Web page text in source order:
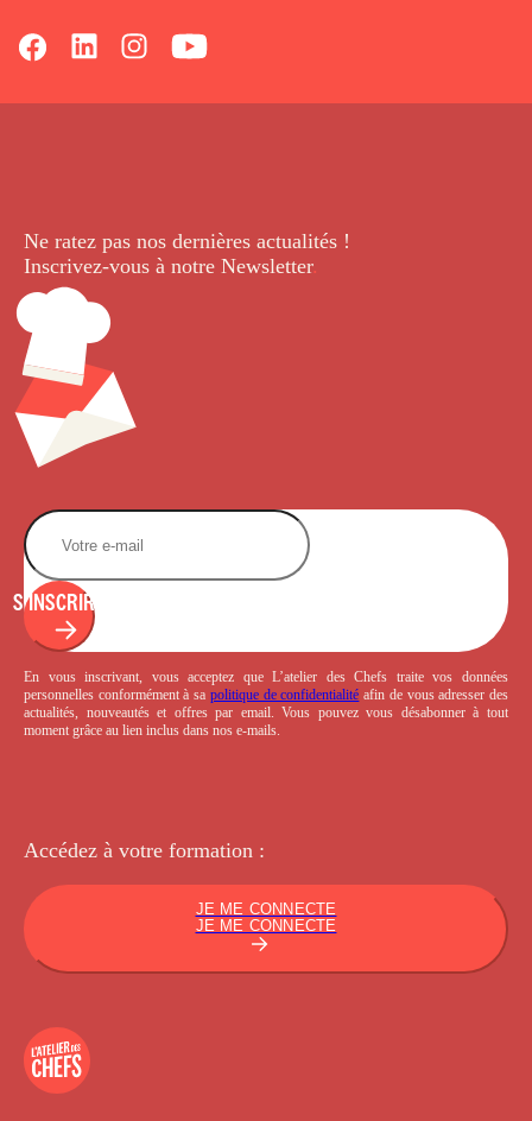
Ne ratez pas nos dernières actualités !
Inscrivez-vous à notre Newsletter.
S'INSCRIRE
En vous inscrivant, vous acceptez que L’atelier des Chefs traite vos données
personnelles conformément à sa politique de confidentialité afin de vous adresser des
actualités, nouveautés et offres par email. Vous pouvez vous désabonner à tout
moment grâce au lien inclus dans nos e-mails.
Accédez à votre formation :
JE ME CONNECTE
JE ME CONNECTE